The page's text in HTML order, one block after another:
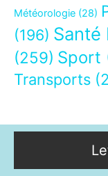
Météorologie (28)
(196) Santé
(259) Sport
Transports